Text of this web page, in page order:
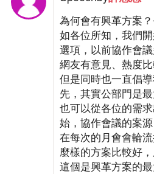
為何會有興革方案
如各位所知，我們
選項，以前協作會議
網友有意見、熱度
但是同時也一直倡
先，其實公部門是
也可以從各位的需
始，協作會議的案
在每次的月會會輪
麼樣的方案比較好
這個是興革方案的最